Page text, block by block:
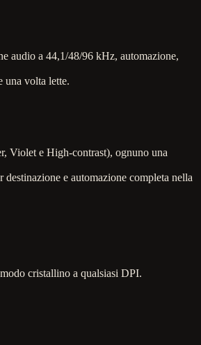
audio a 44,1/48/96 kHz, automazione,
una volta lette.
Violet e High-contrast), ognuno una
e automazione completa nella
cristallino a qualsiasi DPI.